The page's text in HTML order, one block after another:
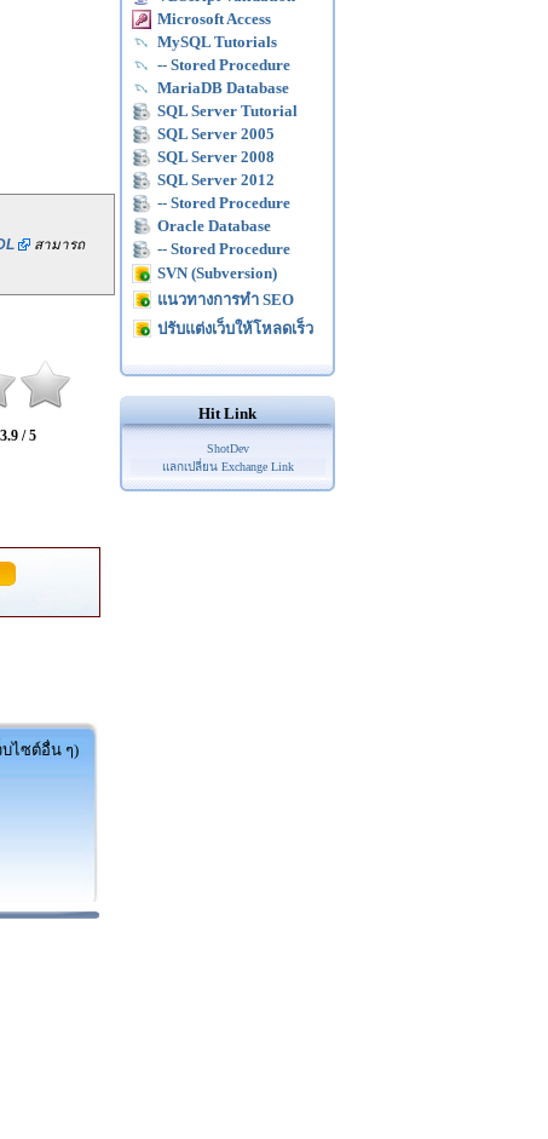
สามารถ
3.9 / 5
บไซต์อื่น ๆ)
Microsoft Access
MySQL Tutorials
-- Stored Procedure
MariaDB Database
SQL Server Tutorial
SQL Server 2005
SQL Server 2008
SQL Server 2012
-- Stored Procedure
Oracle Database
-- Stored Procedure
SVN (Subversion)
แนวทางการทำ SEO
ปรับแต่งเว็บให้โหลดเร็ว
Hit Link
ShotDev
แลกเปลี่ยน Exchange Link